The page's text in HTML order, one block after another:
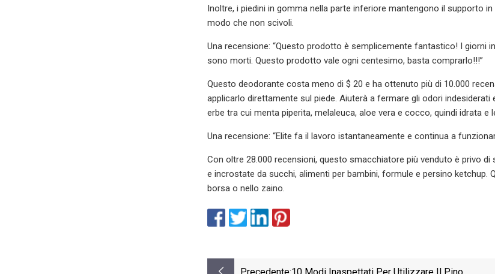
Inoltre, i piedini in gomma nella parte inferiore mantengono il supporto
modo che non scivoli.
Una recensione: “Questo prodotto è semplicemente fantastico! I giorni
sono morti. Questo prodotto vale ogni centesimo, basta comprarlo!!!”
Questo deodorante costa meno di $ 20 e ha ottenuto più di 10.000
applicarlo direttamente sul piede. Aiuterà a fermare gli odori
erbe tra cui menta piperita, melaleuca, aloe vera e cocco, quindi idrata e
Una recensione: “Elite fa il lavoro istantaneamente e continua a
Con oltre 28.000 recensioni, questo smacchiatore più venduto è privo
e incrostate da succhi, alimenti per bambini, formule e persino
borsa o nello zaino.
Precedente:10 Modi Inaspettati Per Utilizzare Il Pino